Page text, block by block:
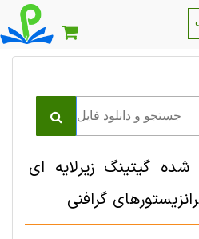
شده گیتینگ زیرلایه ای
گرافنی